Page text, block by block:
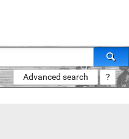
Advanced search ?